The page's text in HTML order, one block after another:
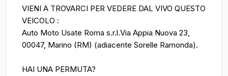
VIENI A TROVARCI PER VEDERE DAL VIVO QUESTO
VEICOLO :
Auto Moto Usate Roma s.r.l.Via Appia Nuova 23,
00047, Marino (RM) (adiacente Sorelle Ramonda).
HAI UNA PERMUTA?